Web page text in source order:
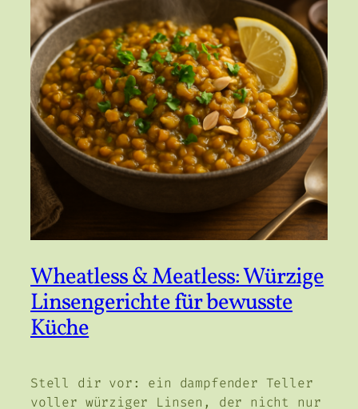
Wheatless & Meatless: Würzige
Linsengerichte für bewusste
Küche
Stell dir vor: ein dampfender Teller
voller würziger Linsen, der nicht nur